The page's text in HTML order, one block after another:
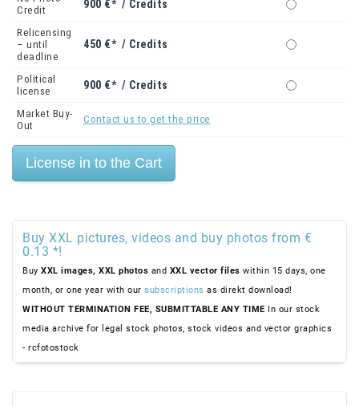
Credit
900 €* / Credits
Relicensing
– until
deadline
450 €* / Credits
Political
license
900 €* / Credits
Market Buy-
Out
Contact us to get the price
Buy XXL pictures, videos and buy photos from €
0.13 *!
Buy XXL images, XXL photos and XXL vector files within 15 days, one
month, or one year with our subscriptions as direkt download!
WITHOUT TERMINATION FEE, SUBMITTABLE ANY TIME In our stock
media archive for legal stock photos, stock videos and vector graphics
- rcfotostock